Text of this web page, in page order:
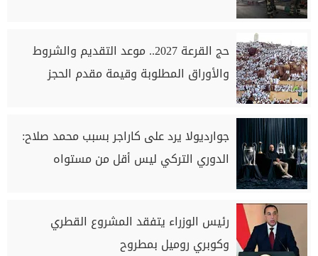
حج القرعة 2027.. موعد التقديم والشروط
والأوراق المطلوبة وقيمة مقدم الحجز
جوارديولا يرد على كاراجر بسبب محمد صلاح:
الدوري التركي ليس أقل من مستواه
رئيس الوزراء يتفقد المشروع القطري
وكوبري روميل بمطروح